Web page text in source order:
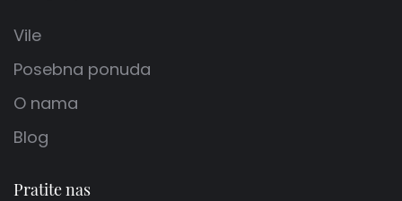
Vile
Posebna ponuda
O nama
Blog
Pratite nas